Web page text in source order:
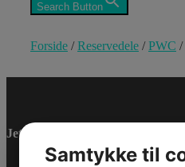
Search Button
Forside /Reservedele /PWC /
Jet-Trade Powersport
Samtykke til